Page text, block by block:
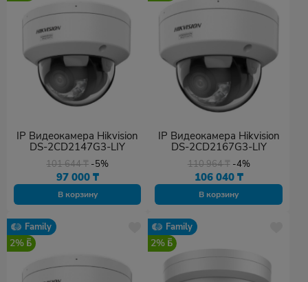
IP Видеокамера Hikvision
DS-2CD2147G3-LIY
101 644₸ -5%
97 000 ₸
В корзину
IP Видеокамера Hikvision
DS-2CD2167G3-LIY
110 964₸ -4%
106 040 ₸
В корзину
Family
2%
Family
2%